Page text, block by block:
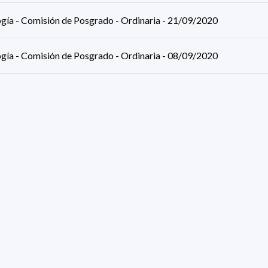
- Comisión de Posgrado - Ordinaria - 21/09/2020
- Comisión de Posgrado - Ordinaria - 08/09/2020